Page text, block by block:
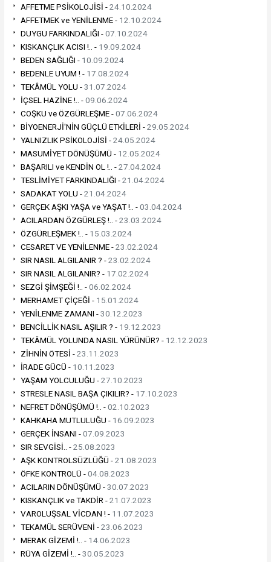
AFFETME PSİKOLOJİSİ -24.10.2024
AFFETMEK ve YENİLENME - 12.10.2024
DUYGU FARKINDALIĞI -07.10.2024
KISKANÇLIK ACISI !.. - 19.09.2024
BEDEN SAĞLIĞI - 10.09.2024
BEDENLE UYUM ! - 17.08.2024
TEKÂMÜL YOLU -31.07.2024
İÇSEL HAZİNE !.. -09.06.2024
COŞKU ve ÖZGÜRLEŞME -07.06.2024
BİYOENERJİ'NİN GÜÇLÜ ETKİLERİ -29.05.2024
YALNIZLIK PSİKOLOJİSİ -24.05.2024
MASUMİYET DÖNÜŞÜMÜ - 12.05.2024
BAŞARILI ve KENDİN OL !.. -27.04.2024
TESLİMİYET FARKINDALIĞI -21.04.2024
SADAKAT YOLU -21.04.2024
GERÇEK AŞKI YAŞA ve YAŞAT !.. -03.04.2024
ACILARDAN ÖZGÜRLEŞ !.. -23.03.2024
ÖZGÜRLEŞMEK !.. - 15.03.2024
CESARET VE YENİLENME -23.02.2024
SIR NASIL ALGILANIR ? -23.02.2024
SIR NASIL ALGILANIR? - 17.02.2024
SEZGİ ŞİMŞEĞİ !.. -06.02.2024
MERHAMET ÇİÇEĞİ - 15.01.2024
YENİLENME ZAMANI -30.12.2023
BENCİLLİK NASIL AŞILIR ? - 19.12.2023
TEKÂMÜL YOLUNDA NASIL YÜRÜNÜR? - 12.12.2023
ZİHNİN ÖTESİ -23.11.2023
İRADE GÜCÜ - 10.11.2023
YAŞAM YOLCULUĞU -27.10.2023
STRESLE NASIL BAŞA ÇIKILIR? - 17.10.2023
NEFRET DÖNÜŞÜMÜ !.. -02.10.2023
KAHKAHA MUTLULUĞU - 16.09.2023
GERÇEK İNSANI -07.09.2023
SIR SEVGİSİ.. -25.08.2023
AŞK KONTROLSÜZLÜĞÜ -21.08.2023
ÖFKE KONTROLÜ -04.08.2023
ACILARIN DÖNÜŞÜMÜ -30.07.2023
KISKANÇLIK ve TAKDİR -21.07.2023
VAROLUŞSAL VİCDAN ! - 11.07.2023
TEKAMÜL SERÜVENİ -23.06.2023
MERAK GİZEMİ !.. - 14.06.2023
RÜYA GİZEMİ !.. -30.05.2023